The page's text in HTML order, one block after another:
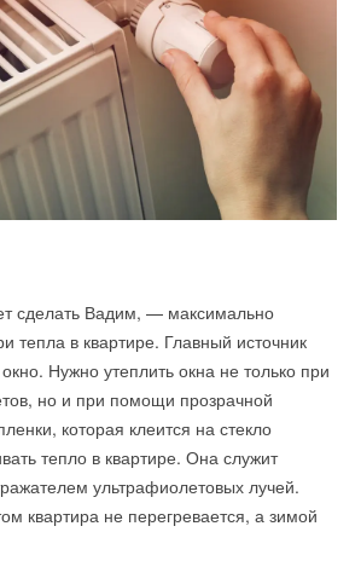
сделать Вадим, — максимально
тепла в квартире. Главный источник
Нужно утеплить окна не только при
но и при помощи прозрачной
которая клеится на стекло
тепло в квартире. Она служит
ультрафиолетовых лучей.
квартира не перегревается, а зимой